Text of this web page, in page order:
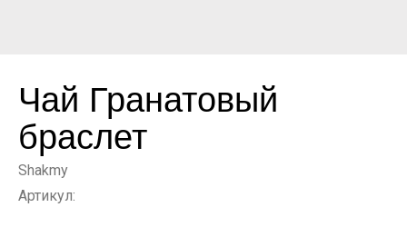
Чай Гранатовый
браслет
Shakmy
Артикул: